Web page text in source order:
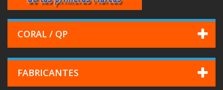
CORAL / QP
FABRICANTES